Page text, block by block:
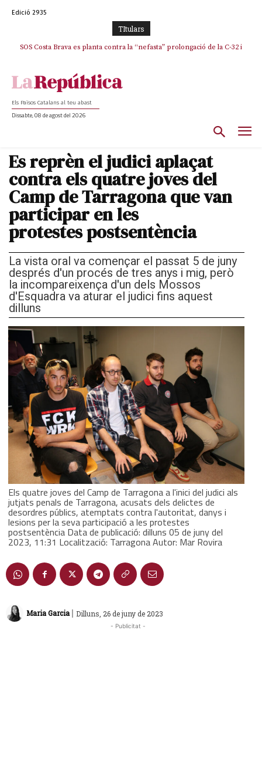
Edició 2935
TItulars
SOS Costa Brava es planta contra la “nefasta” prolongació de la C-32 i
Els Països Catalans al teu abast
Dissabte, 08 de agost del 2026
Es reprèn el judici aplaçat
contra els quatre joves del
Camp de Tarragona que van
participar en les
protestes postsentència
La vista oral va començar el passat 5 de juny
després d'un procés de tres anys i mig, però
la incompareixença d'un dels Mossos
d'Esquadra va aturar el judici fins aquest
dilluns
Els quatre joves del Camp de Tarragona a l'inici del judici als
jutjats penals de Tarragona, acusats dels delictes de
desordres públics, atemptats contra l'autoritat, danys i
lesions per la seva participació a les protestes
postsentència Data de publicació: dilluns 05 de juny del
2023, 11:31 Localització: Tarragona Autor: Mar Rovira
Maria Garcia | Dilluns, 26 de juny de 2023
- Publicitat -